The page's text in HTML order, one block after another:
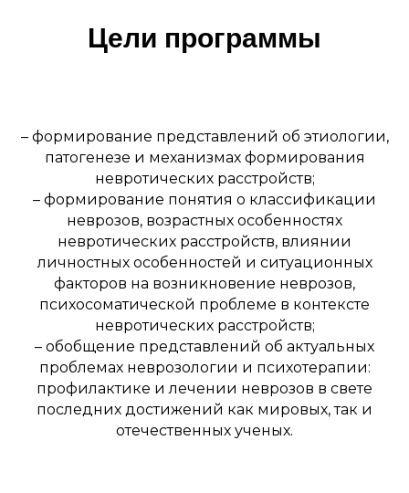
Цели программы
– формирование представлений об этиологии,
патогенезе и механизмах формирования
невротических расстройств;
– формирование понятия о классификации
неврозов, возрастных особенностях
невротических расстройств, влиянии
личностных особенностей и ситуационных
факторов на возникновение неврозов,
психосоматической проблеме в контексте
невротических расстройств;
– обобщение представлений об актуальных
проблемах неврозологии и психотерапии:
профилактике и лечении неврозов в свете
последних достижений как мировых, так и
отечественных ученых.